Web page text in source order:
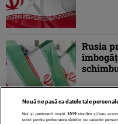
Rusia
Nouă ne pasă ca datele tale
Noi și partenerii noștri 1019stocăm și/sau
unici pentru prelucrarea datelor cu caracter